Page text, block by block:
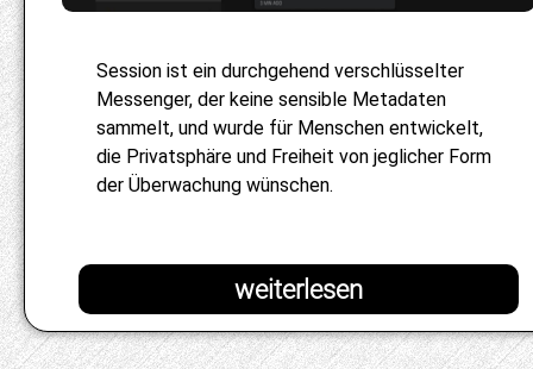
Session ist ein durchgehend verschlüsselter
Messenger, der keine sensible Metadaten
sammelt, und wurde für Menschen entwickelt,
die Privatsphäre und Freiheit von jeglicher Form
der Überwachung wünschen.